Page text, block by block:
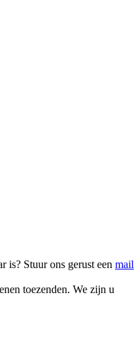
is? Stuur ons gerust een mail
toezenden. We zijn u